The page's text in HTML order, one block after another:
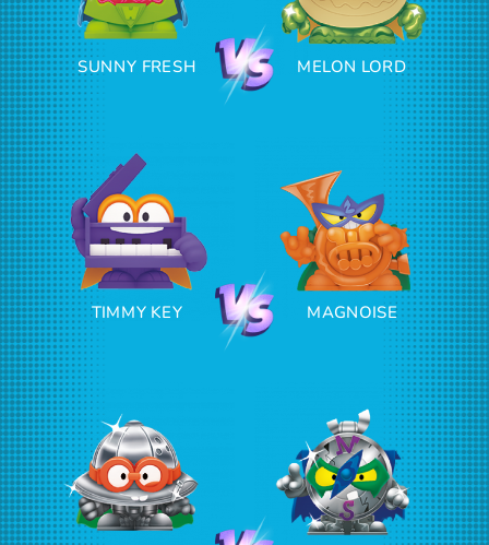
SUNNY FRESH MELON LORD
TIMMY KEY MAGNOISE